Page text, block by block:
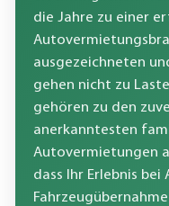
die Jahre zu einer
ausgezeichneten
gehen nicht zu
gehören zu den
anerkanntesten
Autovermietungen
dass Ihr Erlebnis bei